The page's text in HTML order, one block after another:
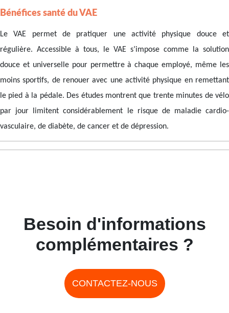
Bénéfices santé du VAE
Le VAE permet de pratiquer une activité physique douce et
régulière. Accessible à tous, le VAE s’impose comme la solution
douce et universelle pour permettre à chaque employé, même les
moins sportifs, de renouer avec une activité physique en remettant
le pied à la pédale. Des études montrent que trente minutes de vélo
par jour limitent considérablement le risque de maladie cardio-
vasculaire, de diabète, de cancer et de dépression.
Besoin d'informations
complémentaires ?
CONTACTEZ-NOUS